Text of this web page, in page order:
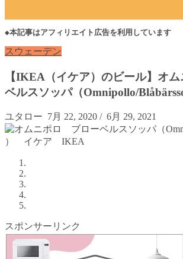
◆本記事はアフィリエイト広告を利用しています
スウェーデン
【IKEA（イケア）のビール】オ
ベルスソッパ（Omnipollo/
ユタロー 7月 22, 2020 / 6月 29, 2021
スポンサーリンク